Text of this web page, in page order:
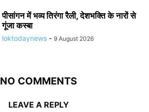
पीसांगन में भव्य तिरंगा रैली, देशभक्ति के नारों से
गूंजा कस्बा
loktodaynews - 9 August 2026
NO COMMENTS
LEAVE A REPLY